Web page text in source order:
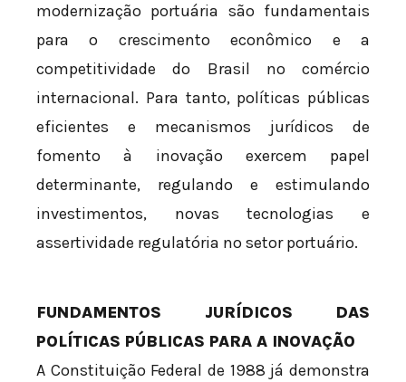
modernização portuária são fundamentais
para o crescimento econômico e a
competitividade do Brasil no comércio
internacional. Para tanto, políticas públicas
eficientes e mecanismos jurídicos de
fomento à inovação exercem papel
determinante, regulando e estimulando
investimentos, novas tecnologias e
assertividade regulatória no setor portuário.
FUNDAMENTOS JURÍDICOS DAS
POLÍTICAS PÚBLICAS PARA A INOVAÇÃO
A Constituição Federal de 1988 já demonstra